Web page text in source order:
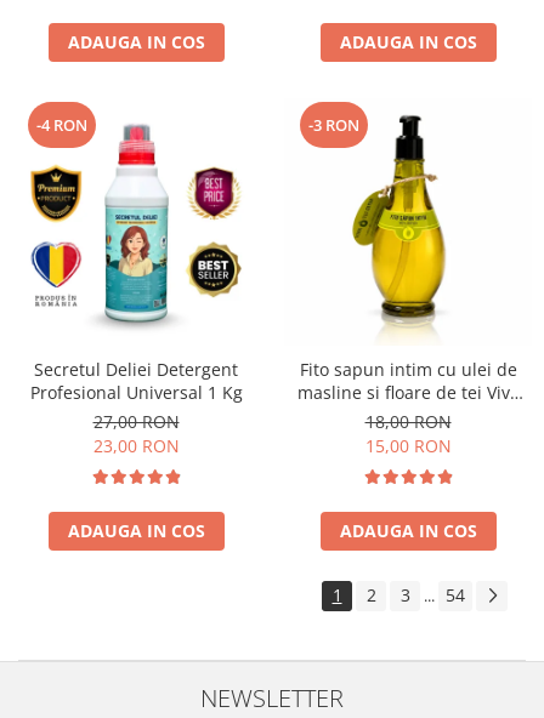
ADAUGA IN COS ADAUGA IN COS
-4 RON
Secretul Deliei Detergent
Profesional Universal 1 Kg
27,00 RON
23,00 RON
ADAUGA IN COS
-3 RON
Fito sapun intim cu ulei de
masline si floare de tei Viva
Oliva 400 ml
18,00 RON
15,00 RON
ADAUGA IN COS
1 2 3 ... 54
NEWSLETTER